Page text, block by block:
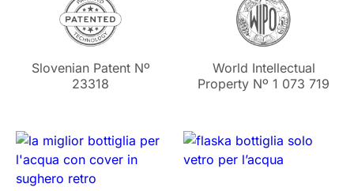
Slovenian Patent Nº
23318
World Intellectual
Property Nº 1 073 719